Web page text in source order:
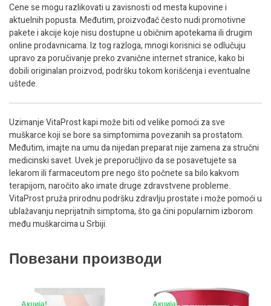
Cene se mogu razlikovati u zavisnosti od mesta kupovine i
aktuelnih popusta. Međutim, proizvođač često nudi promotivne
pakete i akcije koje nisu dostupne u običnim apotekama ili drugim
online prodavnicama. Iz tog razloga, mnogi korisnici se odlučuju
upravo za poručivanje preko zvanične internet stranice, kako bi
dobili originalan proizvod, podršku tokom korišćenja i eventualne
uštede.
Uzimanje VitaProst kapi može biti od velike pomoći za sve
muškarce koji se bore sa simptomima povezanih sa prostatom.
Međutim, imajte na umu da nijedan preparat nije zamena za stručni
medicinski savet. Uvek je preporučljivo da se posavetujete sa
lekarom ili farmaceutom pre nego što počnete sa bilo kakvom
terapijom, naročito ako imate druge zdravstvene probleme.
VitaProst pruža prirodnu podršku zdravlju prostate i može pomoći u
ublažavanju neprijatnih simptoma, što ga čini popularnim izborom
među muškarcima u Srbiji.
Повезани производи